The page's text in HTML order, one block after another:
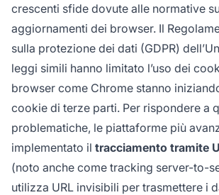
crescenti sfide dovute alle normative
aggiornamenti dei browser. Il
sulla protezione dei dati (GDPR)
leggi simili hanno limitato l’uso dei
browser come Chrome stanno
cookie di terze parti. Per rispondere a
problematiche, le piattaforme più
implementato il tracciamento tramite
(noto anche come tracking server-to-
utilizza URL invisibili per trasmettere i